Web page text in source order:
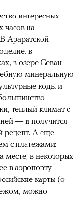
интересных
часов на
Араратской
в
в озере Севан —
минеральную
коды и
теплый климат с
— и получится
рецепт. А еще
с платежами:
месте, в некоторых
в аэропорту
карты (о
можно